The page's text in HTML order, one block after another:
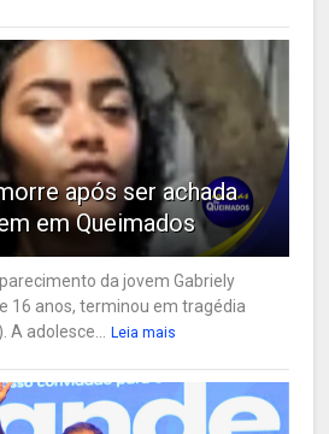
após ser achada
em Queimados
da jovem Gabriely
16 anos, terminou em tragédia
adolesce...
Leia mais